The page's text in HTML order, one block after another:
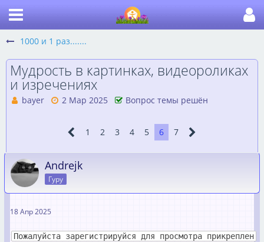
1000 и 1 раз.......
Мудрость в картинках, видеороликах
и изречениях
bayer 2 Мар 2025 Вопрос темы решён
1 2 3 4 5 6 7
Andrejk
Гуру
18 Апр 2025
Пожалуйста зарегистрируйся для просмотра прикреплен